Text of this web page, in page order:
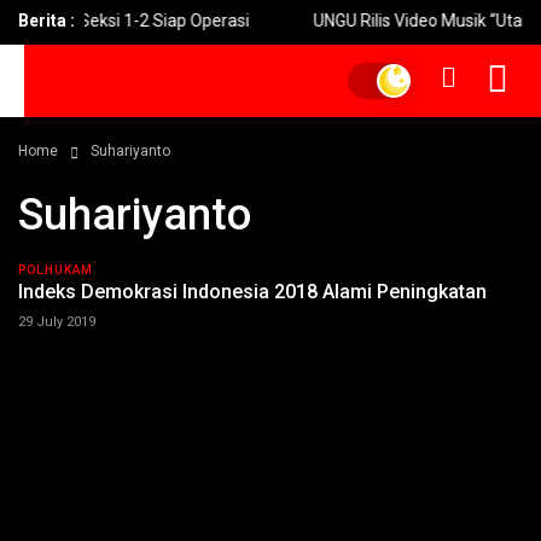
Berita :
Km Seksi 1-2 Siap Operasi UNGU Rilis Video Musik “Utara-
Home Suhariyanto
Suhariyanto
POLHUKAM
Indeks Demokrasi Indonesia 2018 Alami Peningkatan
29 July 2019